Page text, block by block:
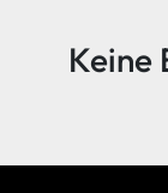
Keine